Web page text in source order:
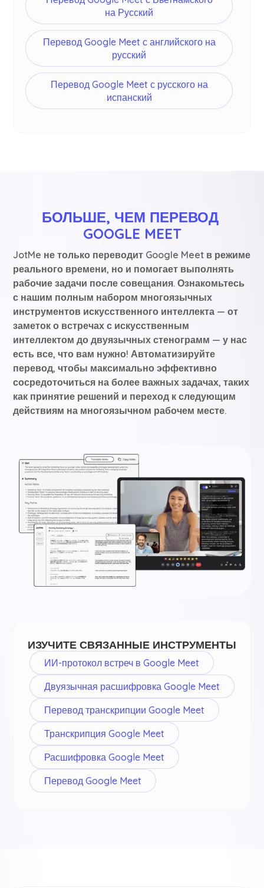
на Русский
Перевод Google Meet с английского на
русский
Перевод Google Meet с русского на
испанский
БОЛЬШЕ, ЧЕМ ПЕРЕВОД
GOOGLE MEET
JotMe не только переводит Google Meet в режиме
реального времени, но и помогает выполнять
рабочие задачи после совещания. Ознакомьтесь
с нашим полным набором многоязычных
инструментов искусственного интеллекта — от
заметок о встречах с искусственным
интеллектом до двуязычных стенограмм — у нас
есть все, что вам нужно! Автоматизируйте
перевод, чтобы максимально эффективно
сосредоточиться на более важных задачах, таких
как принятие решений и переход к следующим
действиям на многоязычном рабочем месте.
ИЗУЧИТЕ СВЯЗАННЫЕ ИНСТРУМЕНТЫ
ИИ-протокол встреч в Google Meet
Двуязычная расшифровка Google Meet
Перевод транскрипции Google Meet
Транскрипция Google Meet
Расшифровка Google Meet
Перевод Google Meet